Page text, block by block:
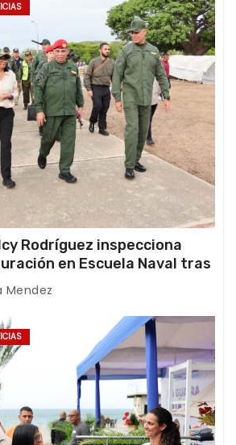
Rodríguez inspecciona
en Escuela Naval tras
en La Guaira
Mendez